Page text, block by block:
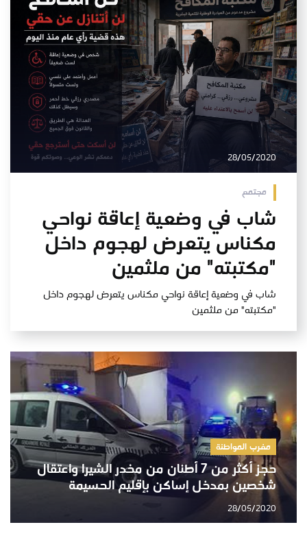
28/05/2020
مجتمع
شاب في وضعية إعاقة نواحي
مكناس يتعرض لهجوم داخل
"مكتبته" من ملثمين
شاب في وضعية إعاقة نواحي مكناس يتعرض لهجوم داخل
"مكتبته" من ملثمين
مغرب المواطنة
حجز أكثر من 7 أطنان من مخدر الشيرا واعتقال
شخصين بمدخل إساكن بإقليم الحسيمة
28/05/2020